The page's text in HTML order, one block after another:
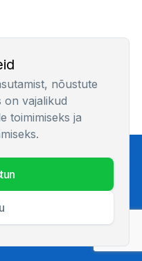
nõustute
on vajalikud
toimimiseks ja